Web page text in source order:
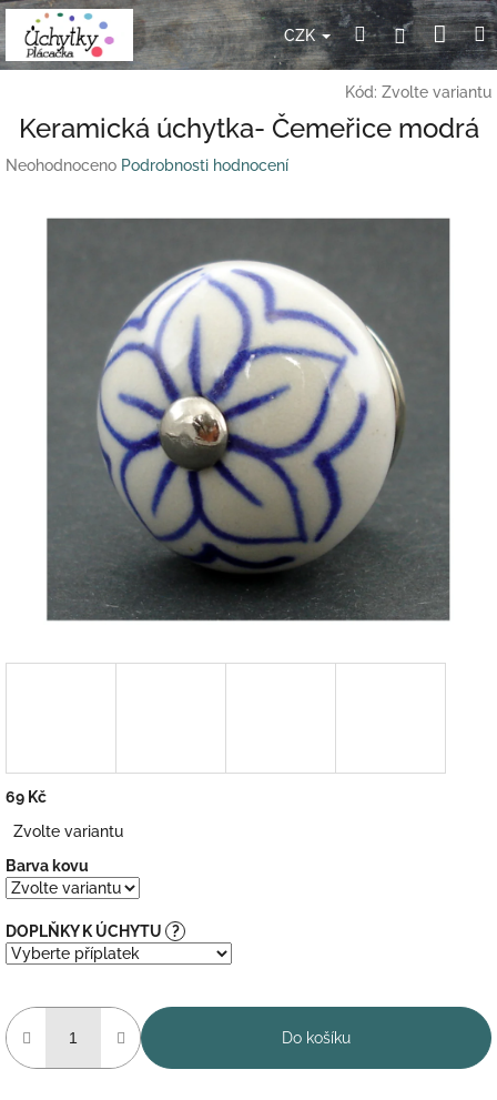
Přejít
na
obsah
CZK HledatPřihlášení
Kód: Zvolte variantu
Keramická úchytka- Čemeřice modrá
Průměrné
Neohodnoceno Podrobnosti hodnocení
69 Kč
cena:
Zvolte variantu
Barva kovu
DOPLŇKY K ÚCHYTU ?
Do košíku